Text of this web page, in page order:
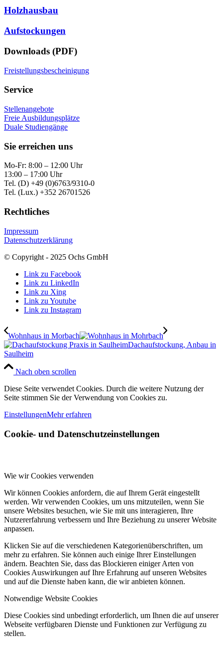
Holzhausbau
Aufstockungen
Downloads (PDF)
Freistellungsbescheinigung
Service
Stellenangebote
Freie Ausbildungsplätze
Duale Studiengänge
Sie erreichen uns
Mo-Fr: 8:00 – 12:00 Uhr
13:00 – 17:00 Uhr
Tel. (D) +49 (0)6763/9310-0
Tel. (Lux.) +352 26701526
Rechtliches
Impressum
Datenschutzerklärung
© Copyright - 2025 Ochs GmbH
Link zu Facebook
Link zu LinkedIn
Link zu Xing
Link zu Youtube
Link zu Instagram
Wohnhaus in Morbach
Dachaufstockung, Anbau in
Saulheim
Nach oben scrollen
Diese Seite verwendet Cookies. Durch die weitere Nutzung der
Seite stimmen Sie der Verwendung von Cookies zu.
EinstellungenMehr erfahren
Cookie- und Datenschutzeinstellungen
Wie wir Cookies verwenden
Wir können Cookies anfordern, die auf Ihrem Gerät eingestellt
werden. Wir verwenden Cookies, um uns mitzuteilen, wenn Sie
unsere Websites besuchen, wie Sie mit uns interagieren, Ihre
Nutzererfahrung verbessern und Ihre Beziehung zu unserer Website
anpassen.
Klicken Sie auf die verschiedenen Kategorienüberschriften, um
mehr zu erfahren. Sie können auch einige Ihrer Einstellungen
ändern. Beachten Sie, dass das Blockieren einiger Arten von
Cookies Auswirkungen auf Ihre Erfahrung auf unseren Websites
und auf die Dienste haben kann, die wir anbieten können.
Notwendige Website Cookies
Diese Cookies sind unbedingt erforderlich, um Ihnen die auf unserer
Webseite verfügbaren Dienste und Funktionen zur Verfügung zu
stellen.